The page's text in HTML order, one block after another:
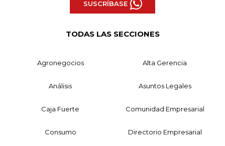
SUSCRÍBASE
TODAS LAS SECCIONES
Agronegocios Alta Gerencia
Análisis Asuntos Legales
Caja Fuerte Comunidad Empresarial
Consumo Directorio Empresarial